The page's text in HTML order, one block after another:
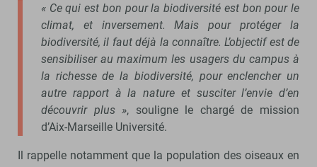
« Ce qui est bon pour la biodiversité est bon pour le
climat, et inversement. Mais pour protéger la
biodiversité, il faut déjà la connaître. L’objectif est de
sensibiliser au maximum les usagers du campus à
la richesse de la biodiversité, pour enclencher un
autre rapport à la nature et susciter l’envie d’en
découvrir plus », souligne le chargé de mission
d’Aix-Marseille Université.
Il rappelle notamment que la population des oiseaux en